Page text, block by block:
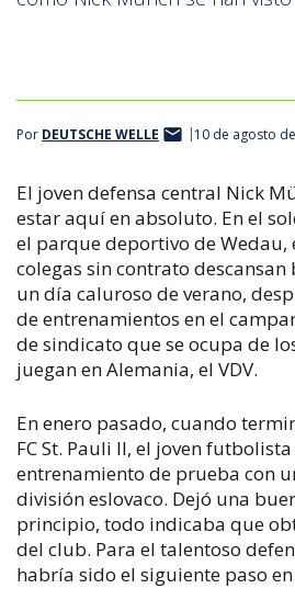
Por DEUTSCHE WELLE 10 de agosto
El joven defensa central Nick
estar aquí en absoluto. En el
el parque deportivo de Wedau,
colegas sin contrato
un día caluroso de verano,
de entrenamientos en el
de sindicato que se ocupa de
juegan en Alemania, el VDV.
En enero pasado, cuando
FC St. Pauli II, el joven
entrenamiento de prueba con
división eslovaco. Dejó una
principio, todo indicaba que
del club. Para el talentoso
habría sido el siguiente paso